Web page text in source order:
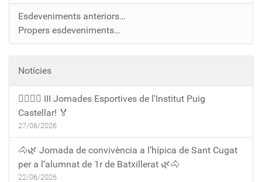
Esdeveniments anteriors…
Propers esdeveniments…
Notícies
🏃‍♀️🏃‍♂️ III Jornades Esportives de l'Institut Puig
Castellar! 🏅
27/06/2026
🐴🌿 Jornada de convivència a l’hípica de Sant Cugat
per a l’alumnat de 1r de Batxillerat 🌿🐴
22/06/2026